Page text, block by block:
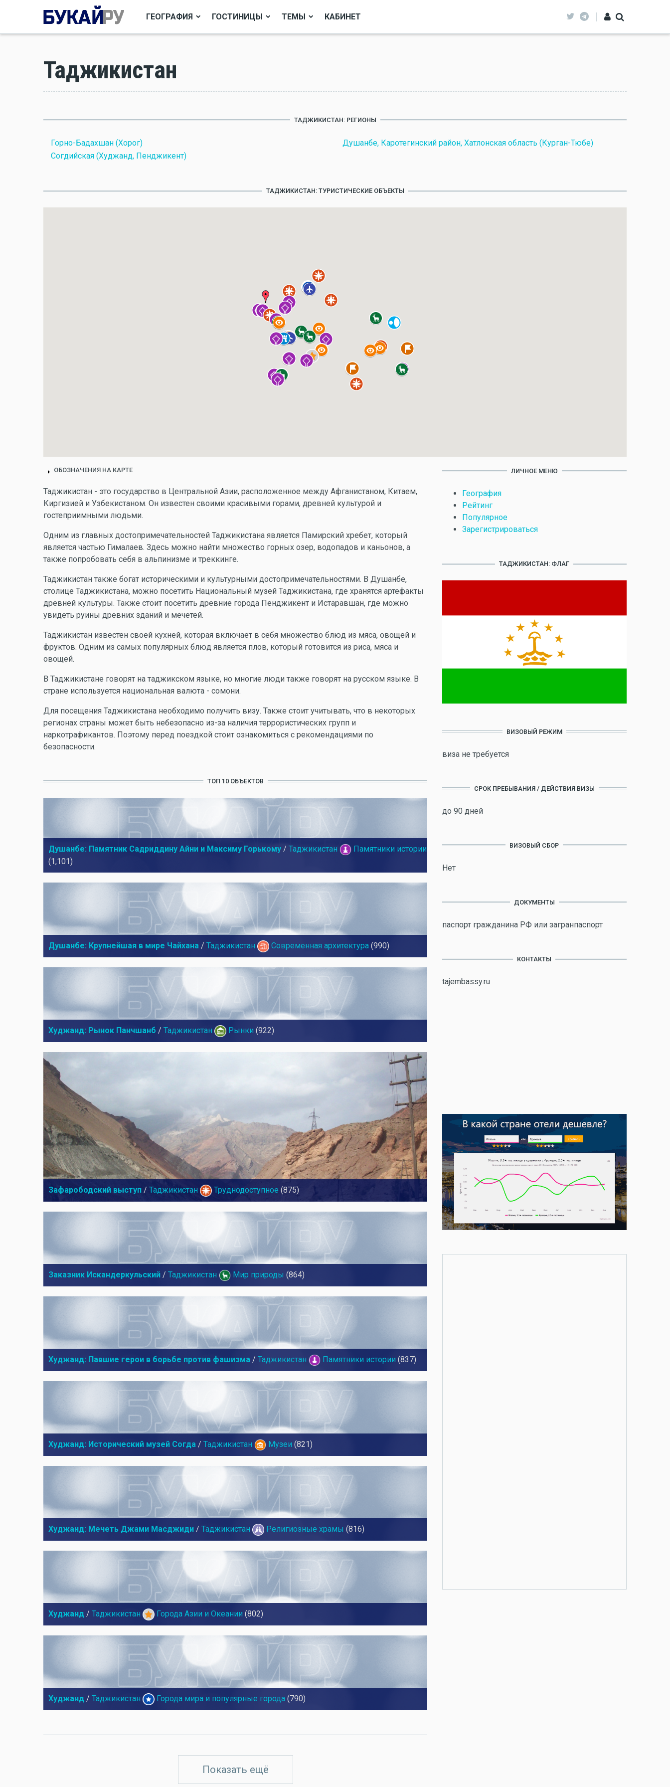
ГЕОГРАФИЯ ГОСТИНИЦЫ ТЕМЫ КАБИНЕТ
Таджикистан
ТАДЖИКИСТАН: РЕГИОНЫ
Горно-Бадахшан (Хорог)
Душанбе, Каротегинский район, Хатлонская область (Курган-Тюбе)
Согдийская (Худжанд, Пенджикент)
ТАДЖИКИСТАН: ТУРИСТИЧЕСКИЕ ОБЪЕКТЫ
ОБОЗНАЧЕНИЯ НА КАРТЕ
Таджикистан - это государство в Центральной Азии, расположенное между Афганистаном, Китаем,
Киргизией и Узбекистаном. Он известен своими красивыми горами, древней культурой и
гостеприимными людьми.
Одним из главных достопримечательностей Таджикистана является Памирский хребет, который
является частью Гималаев. Здесь можно найти множество горных озер, водопадов и каньонов, а
также попробовать себя в альпинизме и треккинге.
Таджикистан также богат историческими и культурными достопримечательностями. В Душанбе,
столице Таджикистана, можно посетить Национальный музей Таджикистана, где хранятся артефакты
древней культуры. Также стоит посетить древние города Пенджикент и Истаравшан, где можно
увидеть руины древних зданий и мечетей.
Таджикистан известен своей кухней, которая включает в себя множество блюд из мяса, овощей и
фруктов. Одним из самых популярных блюд является плов, который готовится из риса, мяса и
овощей.
В Таджикистане говорят на таджикском языке, но многие люди также говорят на русском языке. В
стране используется национальная валюта - сомони.
Для посещения Таджикистана необходимо получить визу. Также стоит учитывать, что в некоторых
регионах страны может быть небезопасно из-за наличия террористических групп и
наркотрафикантов. Поэтому перед поездкой стоит ознакомиться с рекомендациями по
безопасности.
ТОП 10 ОБЪЕКТОВ
Душанбе: Памятник Садриддину Айни и Максиму Горькому / Таджикистан
Памятники истории
(1,101)
Душанбе: Крупнейшая в мире Чайхана / Таджикистан Современная архитектура (990)
Худжанд: Рынок Панчшанб / Таджикистан Рынки (922)
Зафарободский выступ / Таджикистан Труднодоступное (875)
Заказник Искандеркульский / Таджикистан Мир природы (864)
Худжанд: Павшие герои в борьбе против фашизма / Таджикистан Памятники истории (837)
Худжанд: Исторический музей Согда / Таджикистан Музеи (821)
Худжанд: Мечеть Джами Масджиди / Таджикистан Религиозные храмы (816)
Худжанд / Таджикистан Города Азии и Океании (802)
Худжанд / Таджикистан Города мира и популярные города (790)
Показать ещё
ЛИЧНОЕ МЕНЮ
География
Рейтинг
Популярное
Зарегистрироваться
ТАДЖИКИСТАН: ФЛАГ
ВИЗОВЫЙ РЕЖИМ
виза не требуется
СРОК ПРЕБЫВАНИЯ / ДЕЙСТВИЯ ВИЗЫ
до 90 дней
ВИЗОВЫЙ СБОР
Нет
ДОКУМЕНТЫ
паспорт гражданина РФ или загранпаспорт
КОНТАКТЫ
tajembassy.ru